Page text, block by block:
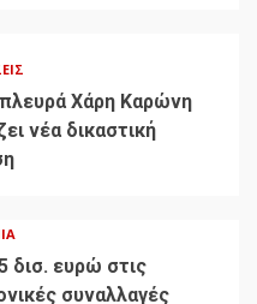
Χάρη Καρώνη
νέα δικαστική
δισ. ευρώ στις
συναλλαγές